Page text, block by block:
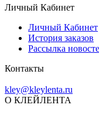
Личный Кабинет
Личный Кабинет
История заказов
Рассылка
Контакты
kley@kleylenta.ru
О КЛЕЙЛЕНТА